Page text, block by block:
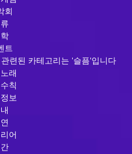
회
트
련된 카테고리는 '슬픔'입니다
래
칙
보
어